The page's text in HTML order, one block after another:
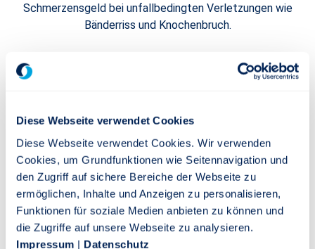
Diese Webseite verwendet Cookies
Diese Webseite verwendet Cookies. Wir verwenden
Cookies, um Grundfunktionen wie Seitennavigation und
den Zugriff auf sichere Bereiche der Webseite zu
ermöglichen, Inhalte und Anzeigen zu personalisieren,
Funktionen für soziale Medien anbieten zu können und
die Zugriffe auf unsere Webseite zu analysieren.
Impressum | Datenschutz
Schmerzensgeld bei unfallbedingten Verletzungen wie
Bänderriss und Knochenbruch.
Bedarfsgerechter Rundum-Schutz
Flexibel in jeder Lebenslage
Sie und Ihr Leben verändern sich. Die Unfallvorsorge aktiv
ist darauf eingestellt – und flexibel anpassbar.
Bonus bei verantwortungsbewusstem